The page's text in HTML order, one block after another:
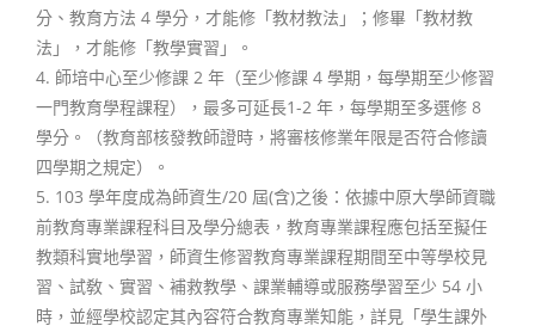
分、教育方法 4 學分，才能修「教材教法」；修畢「教材教
法」，才能修「教學實習」。
4. 師培中心至少修課 2 年（至少修課 4 學期，每學期至少修習
一門教育學程課程），最多可延長1-2 年，每學期至多選修 8
學分。（教育部核發教師證時，將審核修業年限是否符合修讀
四學期之規定）。
5. 103 學年度成為師資生/20 屆(含)之後：依據中原大學師資職
前教育專業課程科目及學分總表，教育專業課程應包括至擬任
教類科實地學習，師資生修習教育專業課程期間至中等學校見
習、試敎、實習、補救教學、課業輔導或服務學習至少 54 小
時，並經學校認定其內容符合教育專業知能，詳見「學生課外